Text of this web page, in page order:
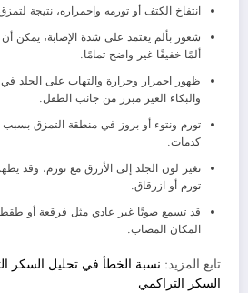
انتفاخ الكتف أو تورمه واحمراره، نتيجة
شعور بألم يعتمد على شدة الإصابة، يمكن أن
ألمًا خفيفًا غير واضح تمامًا.
ظهور احمرار وحرارة والتهاب على الجلد في
والبكاء الغير مبرر من جانب الطفل.
تورم ونتوء أو بروز في منطقة التمزق بسبب
كدمات.
تغير لون الجلد إلى الأزرق مع تورم، وقد
تورم أو ازرقاق.
قد تسمع صوتًا غير عادي مثل فرقعة أو
المكان المصاب.
تابع المزيد: نسبة الخطأ في تحليل السكر
السكر التراكمي